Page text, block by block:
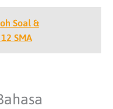
Soal &
SMA